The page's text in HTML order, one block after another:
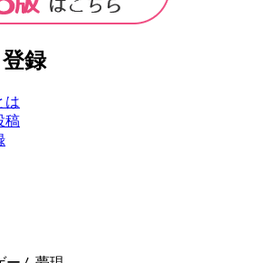
録
は
稿